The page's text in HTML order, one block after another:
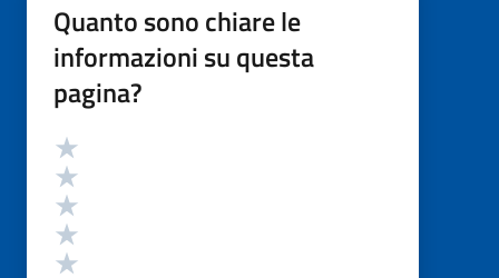
Quanto sono chiare le
informazioni su questa
pagina?
Valutazione